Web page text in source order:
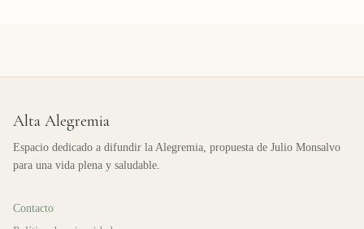
Alta Alegremia
Espacio dedicado a difundir la Alegremia, propuesta de Julio Monsalvo
para una vida plena y saludable.
Contacto